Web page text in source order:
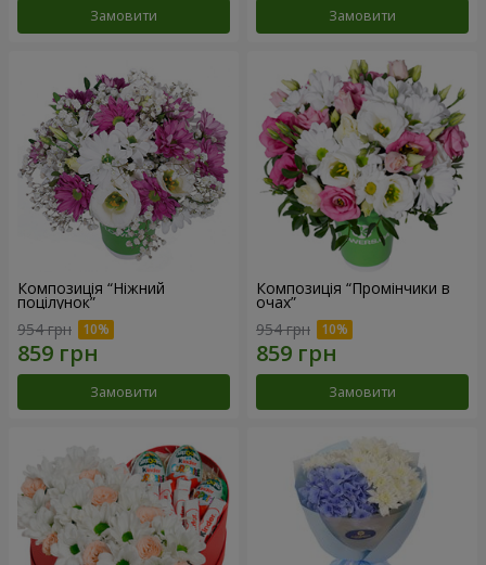
Замовити Замовити
Композиція “Ніжний
поцілунок”
954 грн
Замовити
Композиція “Промінчики в
очах”
954 грн
Замовити